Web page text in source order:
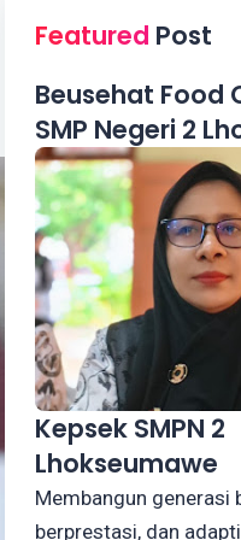
Featured Post
Beusehat Food
SMP Negeri 2
Kepsek SMPN 2
Lhokseumawe
Membangun generasi
berprestasi, dan